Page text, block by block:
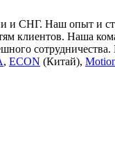
СНГ. Наш опыт и
клиентов. Наша
сотрудничества.
, ECON (Китай),